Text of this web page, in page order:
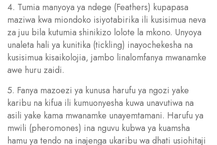
4. Tumia manyoya ya ndege (Feathers) kupapasa
maziwa kwa miondoko isiyotabirika ili kusisimua neva
za juu bila kutumia shinikizo lolote la mkono. Unyoya
unaleta hali ya kunitika (tickling) inayochekesha na
kusisimua kisaikolojia, jambo linalomfanya mwanamke
awe huru zaidi.
5. Fanya mazoezi ya kunusa harufu ya ngozi yake
karibu na kifua ili kumuonyesha kuwa unavutiwa na
asili yake kama mwanamke unayemtamani. Harufu ya
mwili (pheromones) ina nguvu kubwa ya kuamsha
hamu ya tendo na inajenga ukaribu wa dhati usiohitaji